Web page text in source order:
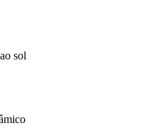
sol